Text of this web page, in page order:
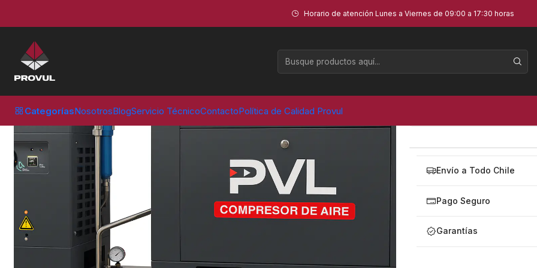
CategoríasNosotrosBlogServicio TécnicoContactoPolítica de Calidad Provul
Horario de atención Lunes a Viernes de 09:00 a 17:30 horas
COMPRESOR TORNILLO 10 HP 300 LT 380V/50HZ - PVL
Envío a Todo Chile
Pago Seguro
Garantías